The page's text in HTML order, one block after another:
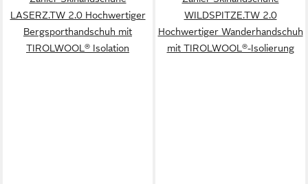
LASERZ.TW 2.0 Hochwertiger
Bergsporthandschuh mit
TIROLWOOL® Isolation
WILDSPITZE.TW 2.0
Hochwertiger Wanderhandschuh
mit TIROLWOOL®-Isolierung